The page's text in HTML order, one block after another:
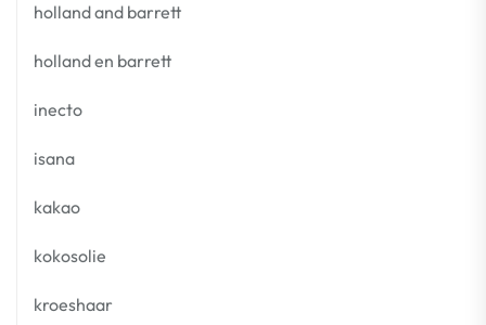
holland and barrett
holland en barrett
inecto
isana
kakao
kokosolie
kroeshaar